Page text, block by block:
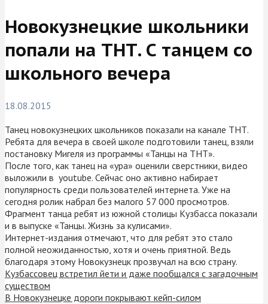
Новокузнецкие школьники
попали на ТНТ. С танцем со
школьного вечера
18.08.2015
Танец новокузнецких школьников показали на канале ТНТ.
Ребята для вечера в своей школе подготовили танец, взяли
постановку Мигеля из программы «Танцы на ТНТ».
После того, как танец на «ура» оценили сверстники, видео
выложили в youtube. Сейчас оно активно набирает
популярность среди пользователей интернета. Уже на
сегодня ролик набрал без малого 57 000 просмотров.
Фрагмент танца ребят из южной столицы Кузбасса показали
и в выпуске «Танцы. Жизнь за кулисами».
Интернет-издания отмечают, что для ребят это стало
полной неожиданностью, хотя и очень приятной. Ведь
благодаря этому Новокузнецк прозвучал на всю страну.
Кузбассовец встретил йети и даже пообщался с загадочным
существом
В Новокузнецке дороги покрывают кейп-силом